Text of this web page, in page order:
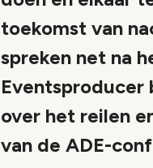
toekomst van
spreken net na
Eventsproducer
over het reilen
van de ADE-